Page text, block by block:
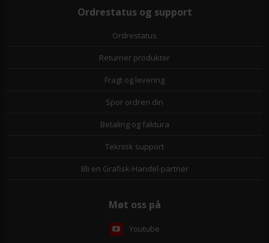
Ordrestatus og support
Ordrestatus
Returner produkter
Fragt og levering
Spor ordren din
Betaling og faktura
Teknisk support
Bli en Grafisk-Handel-partner
Møt oss på
Youtube